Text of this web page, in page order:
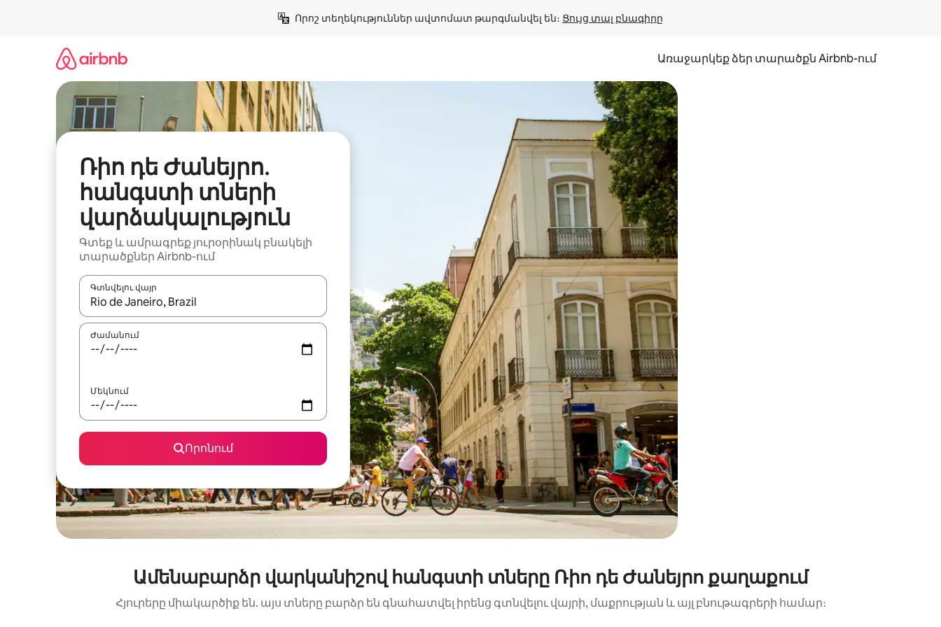
Որոշ տեղեկություններ ավտոմատ թարգմանվել են։ Ցույց տալ բնագիրը
Առաջարկեք ձեր տարածքն Airbnb-ում
Ռիո դե Ժանեյրո․
հանգստի տների
վարձակալություն
Գտեք և ամրագրեք յուրօրինակ բնակելի
տարածքներ Airbnb-ում
Գտնվելու վայր
Երբ արդյունքները հասանելի լինեն, սլաքների ստեղներով նավարկեք վեր և վար կամ ուսումնասիրեք հպելով կամ մատը սահեցնելով։
Ժամանում
Մեկնում
Որոնում
Ամենաբարձր վարկանիշով հանգստի տները Ռիո դե Ժանեյրո քաղաքում
Հյուրերը միակարծիք են. այս տները բարձր են գնահատվել իրենց գտնվելու վայրի, մաքրության և այլ բնութագրերի համար։